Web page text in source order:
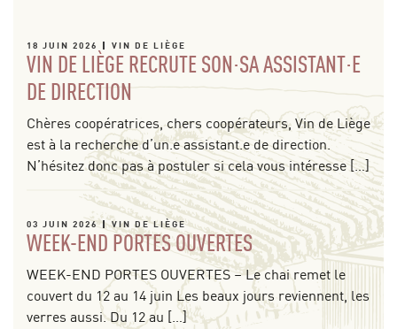
18 JUIN 2026 VIN DE LIÈGE
VIN DE LIÈGE RECRUTE SON·SA ASSISTANT·E
DE DIRECTION
Chères coopératrices, chers coopérateurs, Vin de Liège
est à la recherche d’un.e assistant.e de direction.
N’hésitez donc pas à postuler si cela vous intéresse […]
03 JUIN 2026 VIN DE LIÈGE
WEEK-END PORTES OUVERTES
WEEK-END PORTES OUVERTES – Le chai remet le
couvert du 12 au 14 juin Les beaux jours reviennent, les
verres aussi. Du 12 au […]